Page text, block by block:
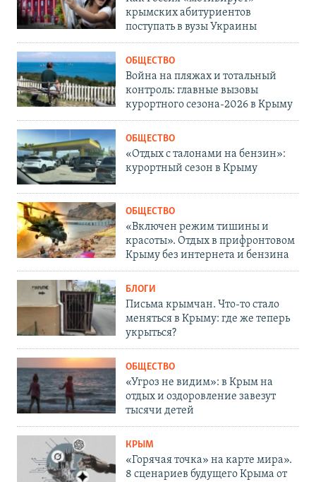
крымских абитуриентов
поступать в вузы Украины
ОБЩЕСТВО
Война на пляжах и тотальный
контроль: главные вызовы
курортного сезона-2026 в Крыму
ОБЩЕСТВО
«Отдых с талонами на бензин»:
курортный сезон в Крыму
ОБЩЕСТВО
«Включен режим тишины и
красоты». Отдых в прифронтовом
Крыму без интернета и бензина
БЛОГИ
Письма крымчан. Что-то стало
меняться в Крыму: где же теперь
укрыться?
ОБЩЕСТВО
«Угроз не видим»: в Крым на
отдых и оздоровление завезут
тысячи детей
КРЫМ
«Горячая точка» на карте мира».
8 сценариев будущего Крыма от